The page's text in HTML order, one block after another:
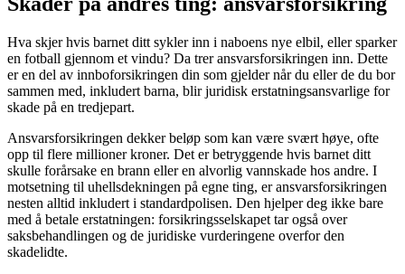
Hva skjer hvis barnet ditt sykler inn i naboens nye elbil, eller sparker
en fotball gjennom et vindu? Da trer ansvarsforsikringen inn. Dette
er en del av innboforsikringen din som gjelder når du eller de du bor
sammen med, inkludert barna, blir juridisk erstatningsansvarlige for
skade på en tredjepart.
Ansvarsforsikringen dekker beløp som kan være svært høye, ofte
opp til flere millioner kroner. Det er betryggende hvis barnet ditt
skulle forårsake en brann eller en alvorlig vannskade hos andre. I
motsetning til uhellsdekningen på egne ting, er ansvarsforsikringen
nesten alltid inkludert i standardpolisen. Den hjelper deg ikke bare
med å betale erstatningen: forsikringsselskapet tar også over
saksbehandlingen og de juridiske vurderingene overfor den
skadelidte.